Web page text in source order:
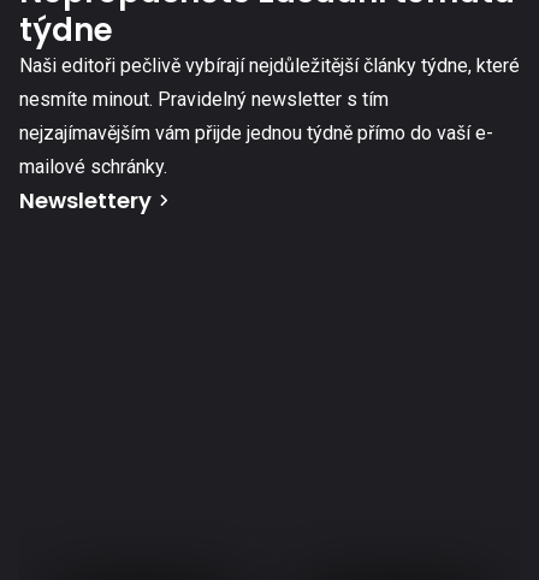
týdne
Naši editoři pečlivě vybírají nejdůležitější články týdne, které
nesmíte minout. Pravidelný newsletter s tím
nejzajímavějším vám přijde jednou týdně přímo do vaší e-
mailové schránky.
Newslettery